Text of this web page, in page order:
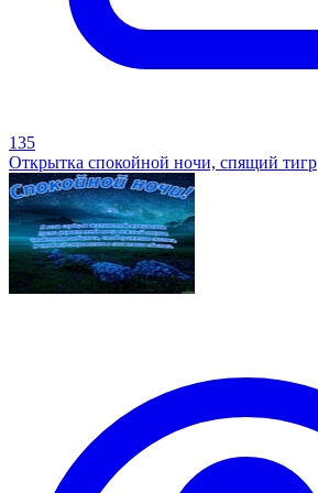
135
Открытка спокойной ночи, спящий тигр